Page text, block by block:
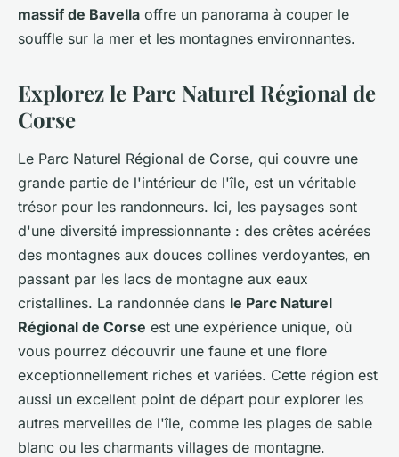
massif de Bavella offre un panorama à couper le
souffle sur la mer et les montagnes environnantes.
Explorez le Parc Naturel Régional de
Corse
Le Parc Naturel Régional de Corse, qui couvre une
grande partie de l'intérieur de l'île, est un véritable
trésor pour les randonneurs. Ici, les paysages sont
d'une diversité impressionnante : des crêtes acérées
des montagnes aux douces collines verdoyantes, en
passant par les lacs de montagne aux eaux
cristallines. La randonnée dans le Parc Naturel
Régional de Corse est une expérience unique, où
vous pourrez découvrir une faune et une flore
exceptionnellement riches et variées. Cette région est
aussi un excellent point de départ pour explorer les
autres merveilles de l'île, comme les plages de sable
blanc ou les charmants villages de montagne.